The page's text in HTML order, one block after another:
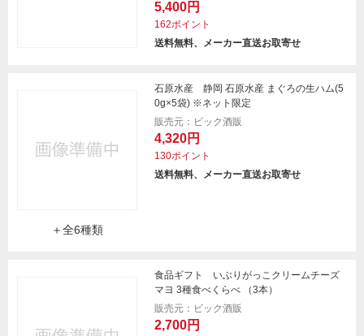
5,400円
162ポイント
送料無料、メーカー直送お取寄せ
＋全6種類
石原水産 静岡 石原水産 まぐろの生ハム(5
0g×5袋) ※ネット限定
販売元：ビック酒販
4,320円
130ポイント
送料無料、メーカー直送お取寄せ
食品ギフト いぶりがっこクリームチーズ
マヨ 3種食べくらべ （3本）
販売元：ビック酒販
2,700円